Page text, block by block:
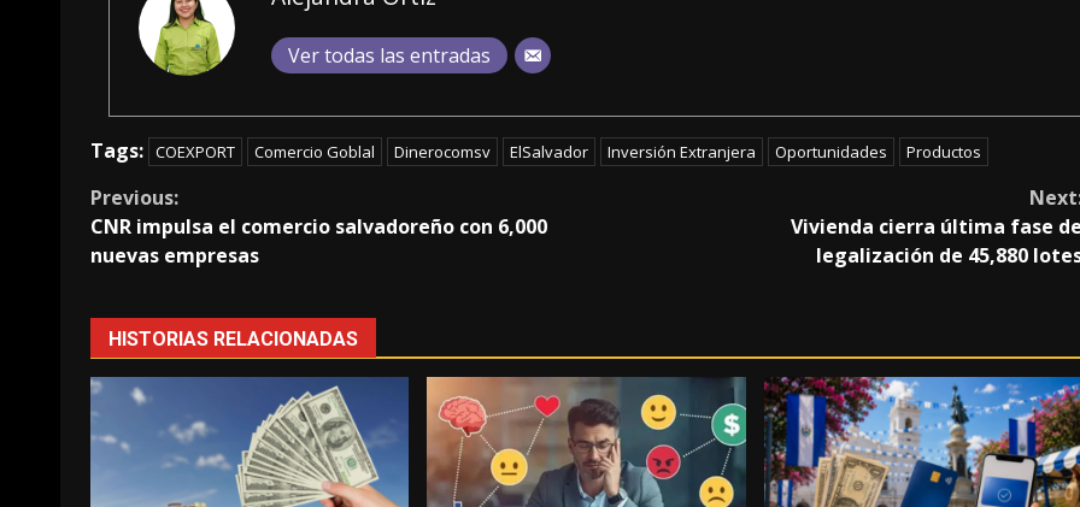
Ver todas las entradas
Tags: COEXPORT Comercio Goblal Dinerocomsv ElSalvador Inversión Extranjera Oportunidades Productos
Continue
Reading
Previous:
CNR impulsa el comercio salvadoreño con 6,000
nuevas empresas
Vivienda cierra última fase
legalización de 45,880
HISTORIAS RELACIONADAS